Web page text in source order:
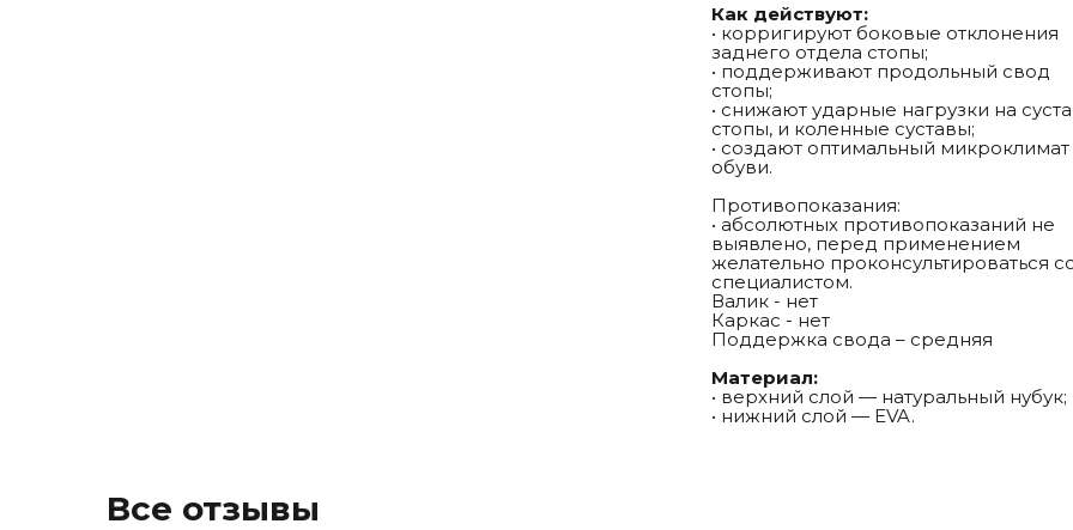
Как действуют:
• корригируют боковые отклонения
заднего отдела стопы;
• поддерживают продольный свод
стопы;
• снижают ударные нагрузки на
стопы, и коленные суставы;
• создают оптимальный
обуви.
Противопоказания:
• абсолютных противопоказаний не
выявлено, перед применением
желательно проконсультироваться
специалистом.
Валик - нет
Каркас - нет
Поддержка свода – средняя
Материал:
• верхний слой — натуральный нубук;
• нижний слой — EVA.
Все отзывы